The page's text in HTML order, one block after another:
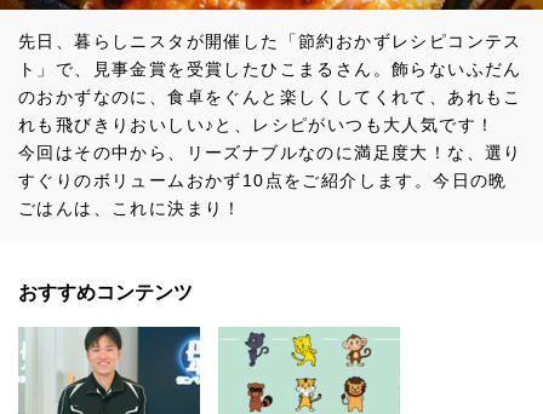
先日、暮らしニスタが開催した「節約おかずレシピコンテス
ト」で、見事金賞を受賞したひこまるさん。飾らないふだん
のおかずなのに、食卓をぐんと楽しくしてくれて、あれもこ
れも飛びきりおいしい♪と、レシピがいつも大人気です！
今回はその中から、リーズナブルなのに満足度大！な、選り
すぐりのボリュームおかず10点をご紹介します。今日の晩
ごはんは、これに決まり！
おすすめコンテンツ